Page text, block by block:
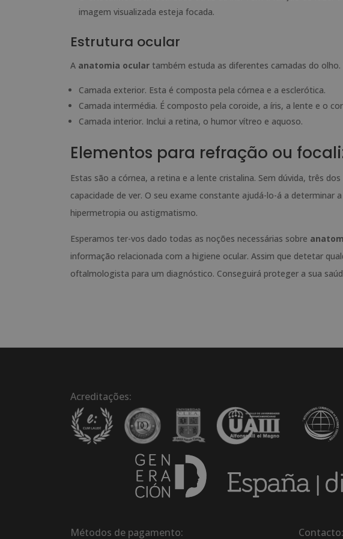
imagem visualizada esteja focada.
Estrutura ocular
A anatomia ocular também estuda as diferentes camadas do
Camada exterior. Esta é composta pela córnea e a esclerótica.
Camada intermédia. É composto pela coroide, a íris, a lente e o
Camada interior. Inclui a retina, o humor vítreo e aquoso.
Elementos para refração ou
Estas são a córnea, a retina e a lente cristalina. Sem dúvida, três
capacidade de ver. O seu exame constante ajudá-lo-á a determinar
hipermetropia ou astigmatismo.
Esperamos ter-vos dado todas as noções necessárias sobre
informação relacionada com a higiene ocular. Assim que detetar
oftalmologista para um diagnóstico. Conseguirá proteger a sua
Acreditações:
Métodos de pagamento: Contacto: